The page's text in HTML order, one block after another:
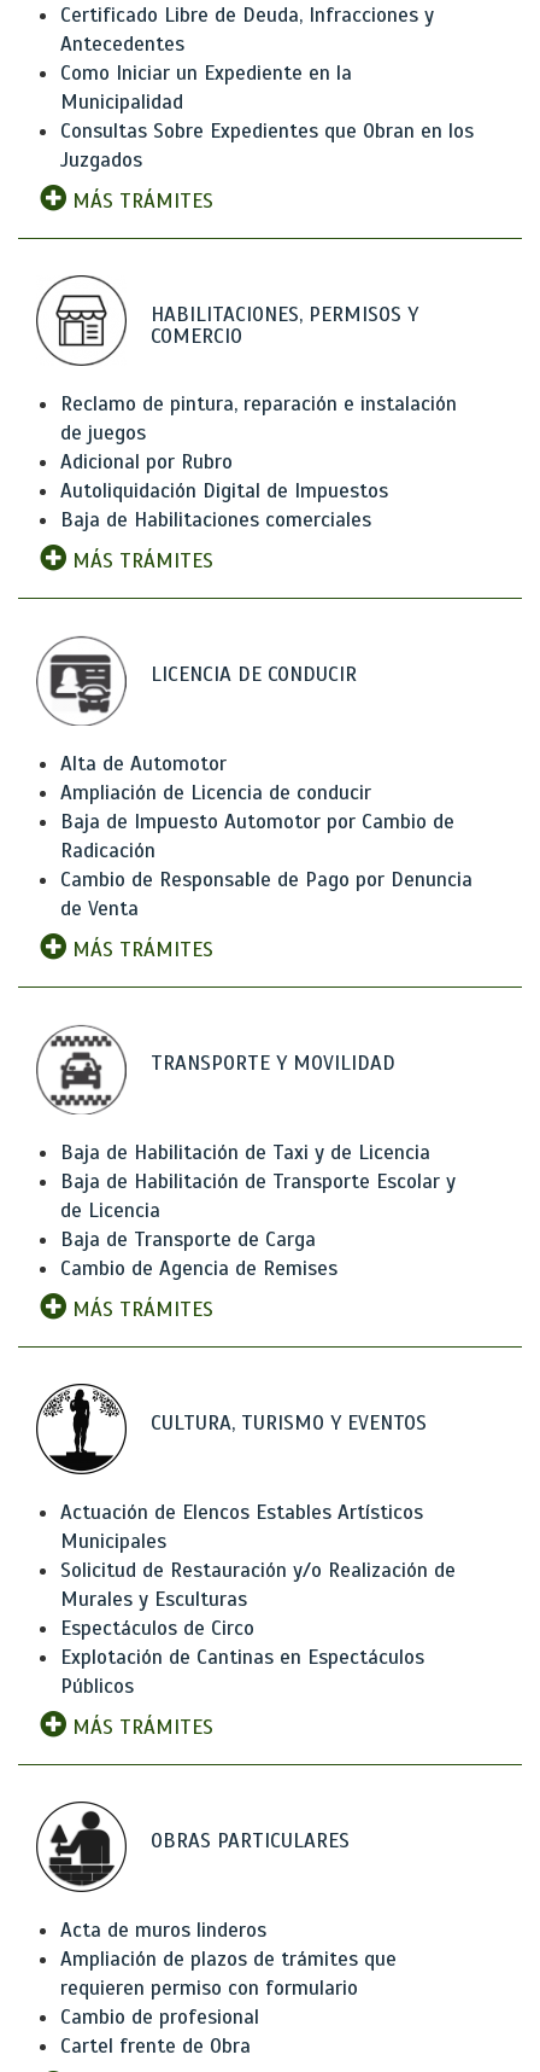
Certificado Libre de Deuda, Infracciones y
Antecedentes
Como Iniciar un Expediente en la
Municipalidad
Consultas Sobre Expedientes que Obran en los
Juzgados
MÁS TRÁMITES
HABILITACIONES, PERMISOS Y
COMERCIO
Reclamo de pintura, reparación e instalación
de juegos
Adicional por Rubro
Autoliquidación Digital de Impuestos
Baja de Habilitaciones comerciales
MÁS TRÁMITES
LICENCIA DE CONDUCIR
Alta de Automotor
Ampliación de Licencia de conducir
Baja de Impuesto Automotor por Cambio de
Radicación
Cambio de Responsable de Pago por Denuncia
de Venta
MÁS TRÁMITES
TRANSPORTE Y MOVILIDAD
Baja de Habilitación de Taxi y de Licencia
Baja de Habilitación de Transporte Escolar y
de Licencia
Baja de Transporte de Carga
Cambio de Agencia de Remises
MÁS TRÁMITES
CULTURA, TURISMO Y EVENTOS
Actuación de Elencos Estables Artísticos
Municipales
Solicitud de Restauración y/o Realización de
Murales y Esculturas
Espectáculos de Circo
Explotación de Cantinas en Espectáculos
Públicos
MÁS TRÁMITES
OBRAS PARTICULARES
Acta de muros linderos
Ampliación de plazos de trámites que
requieren permiso con formulario
Cambio de profesional
Cartel frente de Obra